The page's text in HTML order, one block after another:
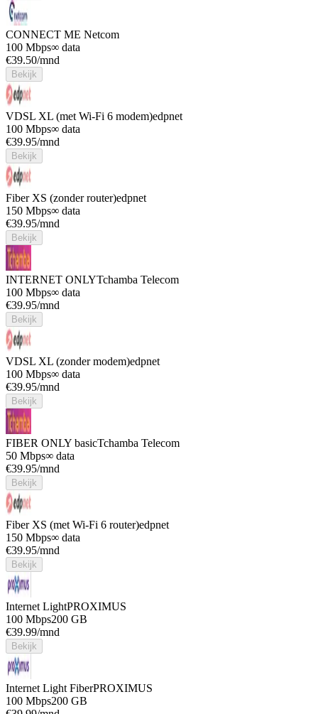
CONNECT ME Netcom
100 Mbps∞ data
€39.50/mnd
Bekijk
VDSL XL (met Wi-Fi 6 modem)edpnet
100 Mbps∞ data
€39.95/mnd
Bekijk
Fiber XS (zonder router)edpnet
150 Mbps∞ data
€39.95/mnd
Bekijk
INTERNET ONLYTchamba Telecom
100 Mbps∞ data
€39.95/mnd
Bekijk
VDSL XL (zonder modem)edpnet
100 Mbps∞ data
€39.95/mnd
Bekijk
FIBER ONLY basicTchamba Telecom
50 Mbps∞ data
€39.95/mnd
Bekijk
Fiber XS (met Wi-Fi 6 router)edpnet
150 Mbps∞ data
€39.95/mnd
Bekijk
Internet LightPROXIMUS
100 Mbps200 GB
€39.99/mnd
Bekijk
Internet Light FiberPROXIMUS
100 Mbps200 GB